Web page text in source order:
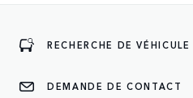
RECHERCHE DE VÉHICULE
DEMANDE DE CONTACT